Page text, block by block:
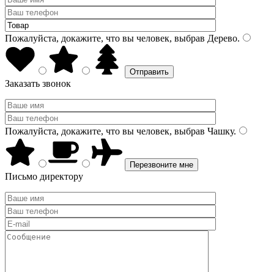
Пожалуйста, докажите, что вы человек, выбрав Дерево.
Заказать звонок
Пожалуйста, докажите, что вы человек, выбрав Чашку.
Письмо директору